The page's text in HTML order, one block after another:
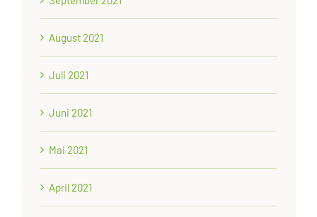
August 2021
Juli 2021
Juni 2021
Mai 2021
April 2021